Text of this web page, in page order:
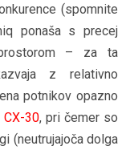
(spomnite
ponaša s precej
prostorom – za ta
z relativno
potnikov opazno
CX-30, pri čemer so
(neutrujajoča dolga